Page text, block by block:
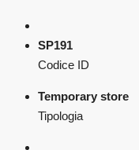
SP191
Codice ID
Temporary store
Tipologia